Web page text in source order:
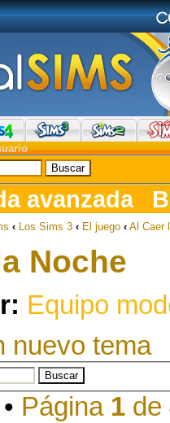
avanzada
‹ Los Sims 3 ‹ El juego ‹ Al Caer
Noche
Equipo
nuevo tema
Página 1 de